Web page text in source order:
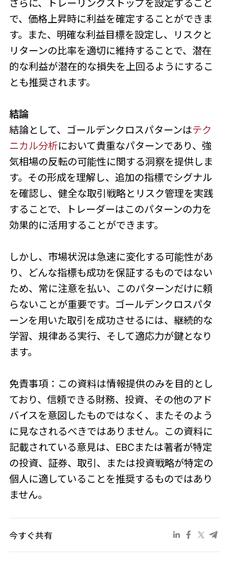
さらに、トレーリングストップを設定すること
で、価格上昇時に利益を確定することができま
す。また、明確な利益目標を設定し、リスクと
リターンの比率を適切に維持することで、潜在
的な利益が潜在的な損失を上回るようにするこ
とも推奨されます。
結論
結論として、ゴールデンクロスパターンはテク
ニカル分析において貴重なパターンであり、強
気相場の反転の可能性に関する洞察を提供しま
す。その形成を理解し、追加の指標でシグナル
を確認し、健全な取引戦略とリスク管理を実践
することで、トレーダーはこのパターンの力を
効果的に活用することができます。
しかし、市場状況は急速に変化する可能性があ
り、どんな指標も成功を保証するものではない
ため、常に注意を払い、このパターンだけに頼
らないことが重要です。ゴールデンクロスパタ
ーンを用いた取引を成功させるには、継続的な
学習、規律ある実行、そして適応力が鍵となり
ます。
免責事項：この資料は情報提供のみを目的とし
ており、信頼できる財務、投資、その他のアド
バイスを意図したものではなく、またそのよう
に見なされるべきではありません。この資料に
記載されている意見は、EBCまたは著者が特定
の投資、証券、取引、または投資戦略が特定の
個人に適していることを推奨するものではあり
ません。
今すぐ共有